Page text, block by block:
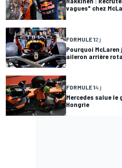
vagues" chez
FORMULE 12 j
Pourquoi
aileron arrière
FORMULE 14 j
Mercedes salue le
Hongrie